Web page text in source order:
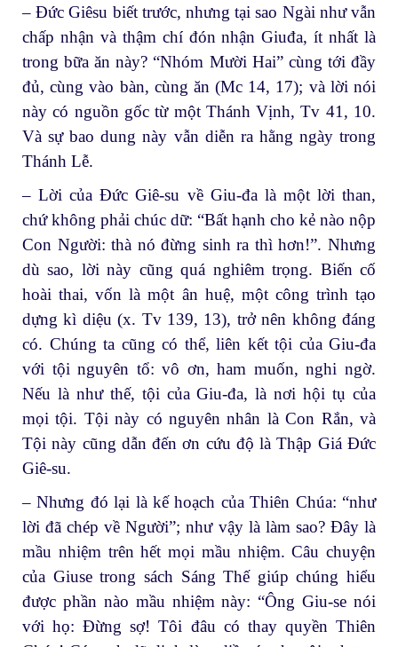
– Đức Giêsu biết trước, nhưng tại sao Ngài như vẫn
chấp nhận và thậm chí đón nhận Giuđa, ít nhất là
trong bữa ăn này? “Nhóm Mười Hai” cùng tới đầy
đủ, cùng vào bàn, cùng ăn (Mc 14, 17); và lời nói
này có nguồn gốc từ một Thánh Vịnh, Tv 41, 10.
Và sự bao dung này vẫn diễn ra hằng ngày trong
Thánh Lễ.
– Lời của Đức Giê-su về Giu-đa là một lời than,
chứ không phải chúc dữ: “Bất hạnh cho kẻ nào nộp
Con Người: thà nó đừng sinh ra thì hơn!”. Nhưng
dù sao, lời này cũng quá nghiêm trọng. Biến cố
hoài thai, vốn là một ân huệ, một công trình tạo
dựng kì diệu (x. Tv 139, 13), trở nên không đáng
có. Chúng ta cũng có thể, liên kết tội của Giu-đa
với tội nguyên tổ: vô ơn, ham muốn, nghi ngờ.
Nếu là như thế, tội của Giu-đa, là nơi hội tụ của
mọi tội. Tội này có nguyên nhân là Con Rắn, và
Tội này cũng dẫn đến ơn cứu độ là Thập Giá Đức
Giê-su.
– Nhưng đó lại là kế hoạch của Thiên Chúa: “như
lời đã chép về Người”; như vậy là làm sao? Đây là
mầu nhiệm trên hết mọi mầu nhiệm. Câu chuyện
của Giuse trong sách Sáng Thế giúp chúng hiểu
được phần nào mầu nhiệm này: “Ông Giu-se nói
với họ: Đừng sợ! Tôi đâu có thay quyền Thiên